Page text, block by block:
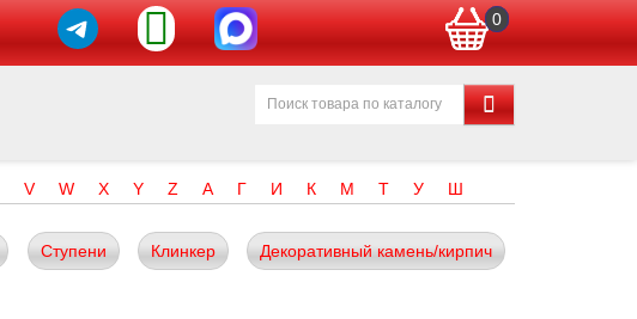
0
V W X Y Z А Г И К М Т У Ш
Ступени Клинкер Декоративный камень/кирпич